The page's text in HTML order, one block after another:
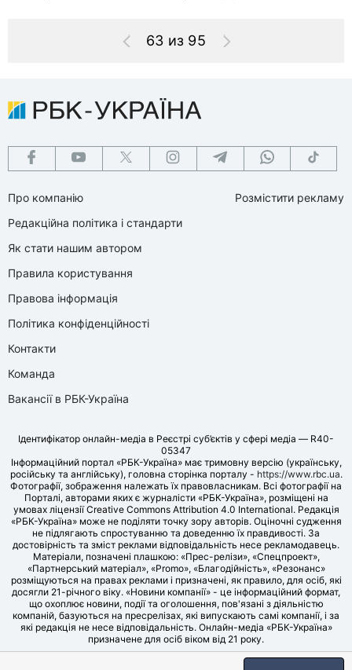
63 из 95
Про компанію
Редакційна політика і стандарти
Як стати нашим автором
Правила користування
Правова інформація
Політика конфіденційності
Контакти
Команда
Вакансії в РБК-Україна
Розмістити рекламу
Ідентифікатор онлайн-медіа в Реєстрі суб’єктів у сфері медіа — R40-
05347
Інформаційний портал «РБК-Україна» має тримовну версію (українську,
російську та англійську), головна сторінка порталу - https://www.rbc.ua.
Фотографії, зображення належать їх правовласникам. Всі фотографії на
Порталі, авторами яких є журналісти «РБК-Україна», розміщені на
умовах ліцензії Creative Commons Attribution 4.0 International. Редакція
«РБК-Україна» може не поділяти точку зору авторів. Оціночні судження
не підлягають спростуванню та доведенню їх правдивості. За
достовірність та зміст реклами відповідальність несе рекламодавець.
Матеріали, позначені плашкою: «Прес-релізи», «Спецпроект»,
«Партнерський матеріал», «Promo», «Благодійність», «Резонанс»
розміщуються на правах реклами і призначені, як правило, для осіб, які
досягли 21-річного віку. «Новини компанії» - це інформаційний формат,
що охоплює новини, події та оголошення, пов'язані з діяльністю
компаній, базуються на пресрелізах, які випускають самі компанії, і за
які редакція не несе відповідальність. Онлайн-медіа «РБК-Україна»
призначене для осіб віком від 21 року.
© LLC «UBT MEDIA», 2006-2026.